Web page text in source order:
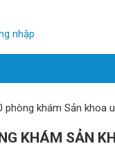
nhập
phòng khám Sản khoa
KHÁM SẢN